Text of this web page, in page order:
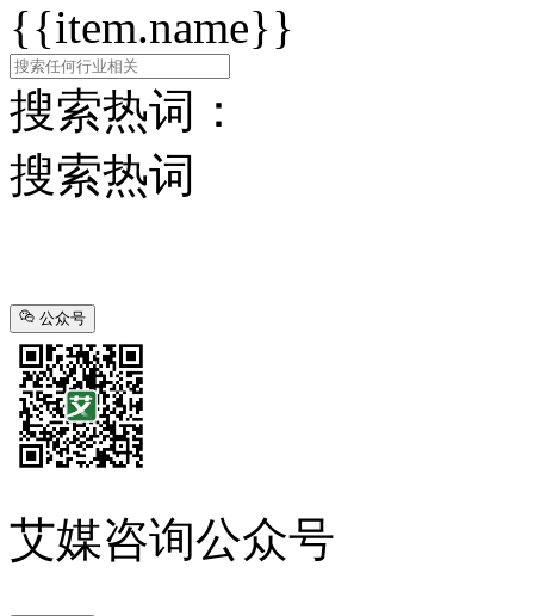
{{item.name}}
搜索热词：
搜索热词
公众号
艾媒咨询公众号